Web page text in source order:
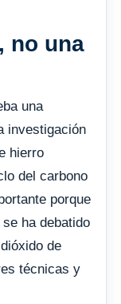
no una
una
investigación
hierro
del carbono
porque
ha debatido
de
técnicas y